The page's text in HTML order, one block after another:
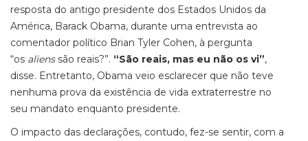
resposta do antigo presidente dos Estados Unidos da
América, Barack Obama, durante uma entrevista ao
comentador político Brian Tyler Cohen, à pergunta
“os aliens são reais?”. “São reais, mas eu não os vi”,
disse. Entretanto, Obama veio esclarecer que não teve
nenhuma prova da existência de vida extraterrestre no
seu mandato enquanto presidente.
O impacto das declarações, contudo, fez-se sentir, com a